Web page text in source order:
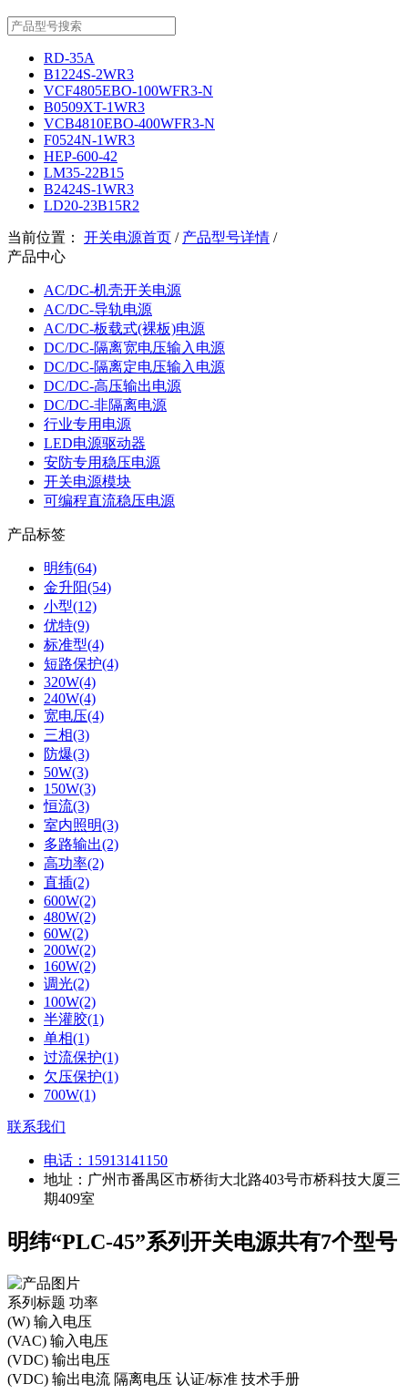
RD-35A
B1224S-2WR3
VCF4805EBO-100WFR3-N
B0509XT-1WR3
VCB4810EBO-400WFR3-N
F0524N-1WR3
HEP-600-42
LM35-22B15
B2424S-1WR3
LD20-23B15R2
当前位置： 开关电源首页 / 产品型号详情 /
产品中心
AC/DC-机壳开关电源
AC/DC-导轨电源
AC/DC-板载式(裸板)电源
DC/DC-隔离宽电压输入电源
DC/DC-隔离定电压输入电源
DC/DC-高压输出电源
DC/DC-非隔离电源
行业专用电源
LED电源驱动器
安防专用稳压电源
开关电源模块
可编程直流稳压电源
产品标签
明纬(64)
金升阳(54)
小型(12)
优特(9)
标准型(4)
短路保护(4)
320W(4)
240W(4)
宽电压(4)
三相(3)
防爆(3)
50W(3)
150W(3)
恒流(3)
室内照明(3)
多路输出(2)
高功率(2)
直插(2)
600W(2)
480W(2)
60W(2)
200W(2)
160W(2)
调光(2)
100W(2)
半灌胶(1)
单相(1)
过流保护(1)
欠压保护(1)
700W(1)
联系我们
电话： 15913141150
地址：广州市番禺区市桥街大北路403号市桥科技大厦三
期409室
明纬“PLC-45”系列开关电源共有7个型号
系列标题 功率
(W) 输入电压
(VAC) 输入电压
(VDC) 输出电压
(VDC) 输出电流 隔离电压 认证/标准 技术手册